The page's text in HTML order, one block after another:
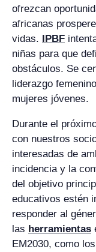
ofrezcan
africanas
vidas. IPBF
niñas para que
obstáculos. Se
liderazgo
mujeres jóvenes.
Durante el
con nuestros
interesadas de
incidencia y la
del objetivo
educativos estén
responder al
las herramientas
EM2030, como